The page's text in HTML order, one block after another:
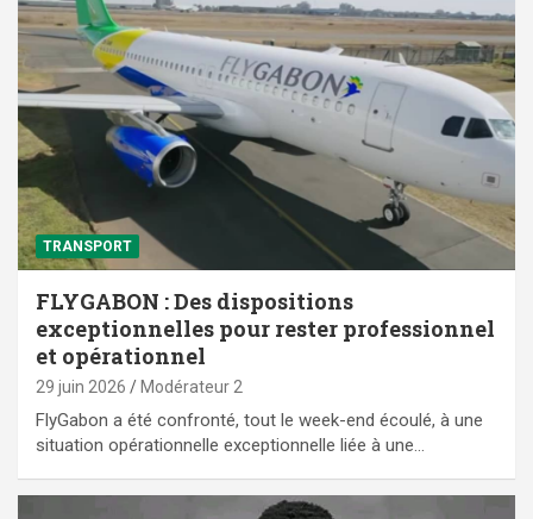
TRANSPORT
FLYGABON : Des dispositions
exceptionnelles pour rester professionnel
et opérationnel
29 juin 2026 Modérateur 2
‎FlyGabon a été confronté, tout le week-end écoulé, à une
situation opérationnelle exceptionnelle liée à une…